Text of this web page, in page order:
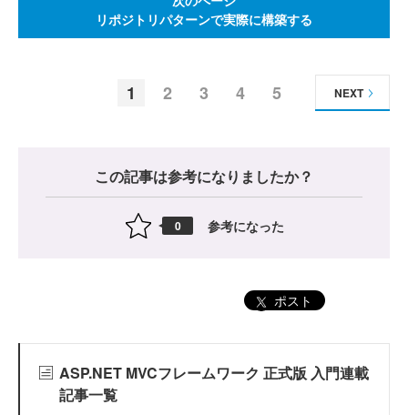
リポジトリパターンで実際に構築する
1 2 3 4 5 NEXT
この記事は参考になりましたか？
0 参考になった
ポスト
ASP.NET MVCフレームワーク 正式版 入門連載
記事一覧